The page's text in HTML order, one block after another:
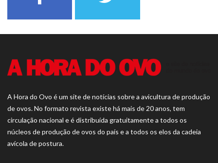
A Hora do Ovo é um site de notícias sobre a avicultura de produção
de ovos. No formato revista existe há mais de 20 anos, tem
circulação nacional e é distribuída gratuitamente a todos os
núcleos de produção de ovos do país e a todos os elos da cadeia
avícola de postura.